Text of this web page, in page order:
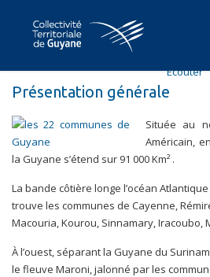
Ecouter
Présentation générale
Située au
Américain,
la Guyane s’étend sur 91 000 Km² .
La bande côtière longe l’océan
trouve les communes de Cayenne,
Macouria, Kourou, Sinnamary, Iracoubo,
À l’ouest, séparant la Guyane du
le fleuve Maroni, jalonné par les